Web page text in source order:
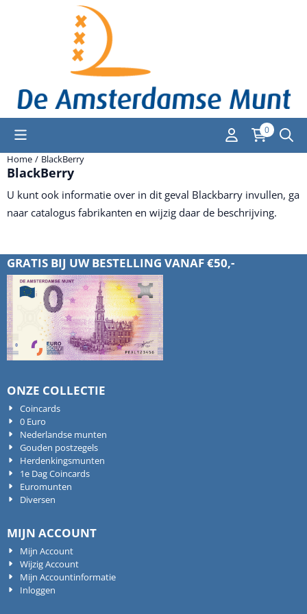
Cookievoorkeuren zijn momenteel gesloten.
0
Home / BlackBerry
BlackBerry
U kunt ook informatie over in dit geval Blackbarry invullen, ga
naar catalogus fabrikanten en wijzig daar de beschrijving.
GRATIS BIJ UW BESTELLING VANAF €50,-
ONZE COLLECTIE
Coincards
0 Euro
Nederlandse munten
Gouden postzegels
Herdenkingsmunten
1e Dag Coincards
Euromunten
Diversen
MIJN ACCOUNT
Mijn Account
Wijzig Account
Mijn Accountinformatie
Inloggen